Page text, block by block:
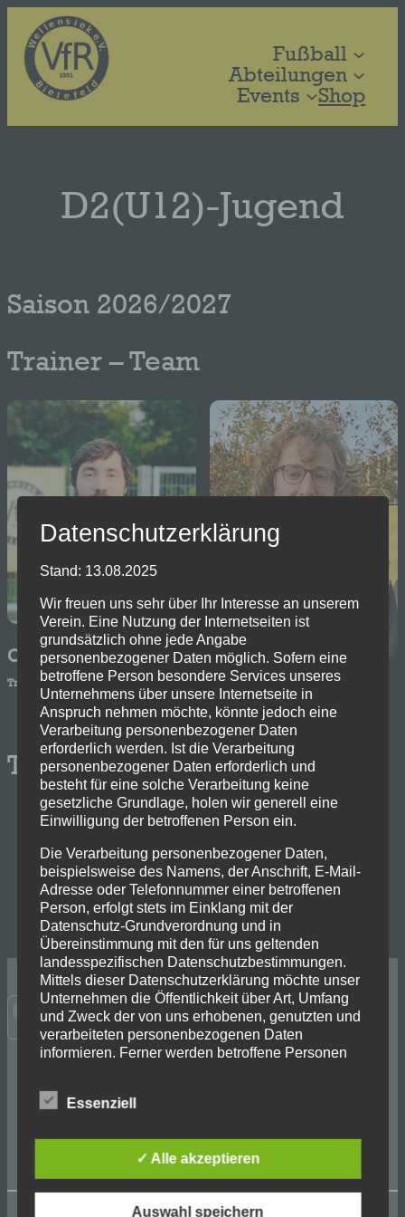
Inhalt
springen
Fußball
Abteilungen
Events
Shop
D2(U12)-Jugend
Saison 2026/2027
Trainer – Team
Christoph Wöltje
Trainer Matthias Hartung
Trainer
Trainingszeiten
Wochentag Uhrzeit
Dienstag 16:30 – 18:00
Donnerstag 16:30 – 18:00
Facebook LinkedIn
Instagram
Instagram Jugend
Datenschutzerklärung
Stand: 13.08.2025
Wir freuen uns sehr über Ihr Interesse an unserem
Verein. Eine Nutzung der Internetseiten ist
grundsätzlich ohne jede Angabe
personenbezogener Daten möglich. Sofern eine
betroffene Person besondere Services unseres
Unternehmens über unsere Internetseite in
Anspruch nehmen möchte, könnte jedoch eine
Verarbeitung personenbezogener Daten
erforderlich werden. Ist die Verarbeitung
personenbezogener Daten erforderlich und
besteht für eine solche Verarbeitung keine
gesetzliche Grundlage, holen wir generell eine
Einwilligung der betroffenen Person ein.
Die Verarbeitung personenbezogener Daten,
beispielsweise des Namens, der Anschrift, E-Mail-
Adresse oder Telefonnummer einer betroffenen
Person, erfolgt stets im Einklang mit der
Datenschutz-Grundverordnung und in
Übereinstimmung mit den für uns geltenden
landesspezifischen Datenschutzbestimmungen.
Mittels dieser Datenschutzerklärung möchte unser
Unternehmen die Öffentlichkeit über Art, Umfang
und Zweck der von uns erhobenen, genutzten und
verarbeiteten personenbezogenen Daten
informieren. Ferner werden betroffene Personen
zustehenden Rechte aufgeklärt.
zahlreiche technische und organisatorische
Maßnahmen umgesetzt, um einen möglichst
verarbeiteten personenbezogenen Daten
sicherzustellen. Dennoch können Internetbasierte
Essenziell
✓ Alle akzeptieren
Auswahl speichern